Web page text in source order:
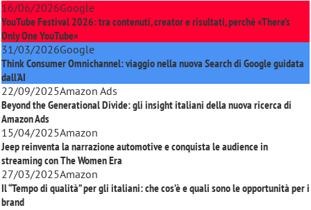
16/06/2026Google
YouTube Festival 2026: tra contenuti, creator e risultati, perché «There’s
Only One YouTube»
31/03/2026Google
Think Consumer Omnichannel: viaggio nella nuova Search di Google guidata
dall'AI
22/09/2025Amazon Ads
Beyond the Generational Divide: gli insight italiani della nuova ricerca di
Amazon Ads
15/04/2025Amazon
Jeep reinventa la narrazione automotive e conquista le audience in
streaming conThe Women Era
27/03/2025Amazon
Il “Tempo di qualità” per gli italiani: che cos’è e quali sono le opportunità per i
brand